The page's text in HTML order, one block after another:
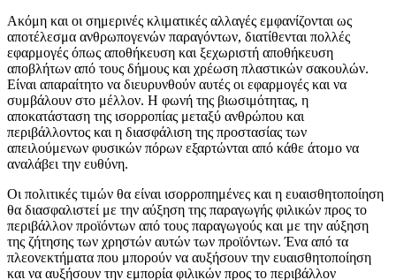
Ακόμη και οι σημερινές κλιματικές αλλαγές εμφανίζονται ως
αποτέλεσμα ανθρωπογενών παραγόντων, διατίθενται πολλές
εφαρμογές όπως αποθήκευση και ξεχωριστή αποθήκευση
αποβλήτων από τους δήμους και χρέωση πλαστικών σακουλών.
Είναι απαραίτητο να διευρυνθούν αυτές οι εφαρμογές και να
συμβάλουν στο μέλλον. Η φωνή της βιωσιμότητας, η
αποκατάσταση της ισορροπίας μεταξύ ανθρώπου και
περιβάλλοντος και η διασφάλιση της προστασίας των
απειλούμενων φυσικών πόρων εξαρτώνται από κάθε άτομο να
αναλάβει την ευθύνη.
Οι πολιτικές τιμών θα είναι ισορροπημένες και η ευαισθητοποίηση
θα διασφαλιστεί με την αύξηση της παραγωγής φιλικών προς το
περιβάλλον προϊόντων από τους παραγωγούς και με την αύξηση
της ζήτησης των χρηστών αυτών των προϊόντων. Ένα από τα
πλεονεκτήματα που μπορούν να αυξήσουν την ευαισθητοποίηση
και να αυξήσουν την εμπορία φιλικών προς το περιβάλλον